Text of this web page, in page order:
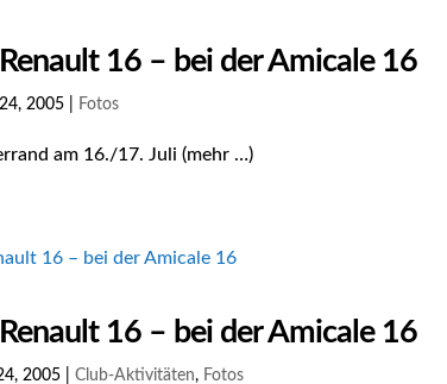
16 – bei der Amicale 16
2005 Fotos
am 16./17. Juli (mehr …)
16 – bei der Amicale 16
2005 |Club-Aktivitäten, Fotos